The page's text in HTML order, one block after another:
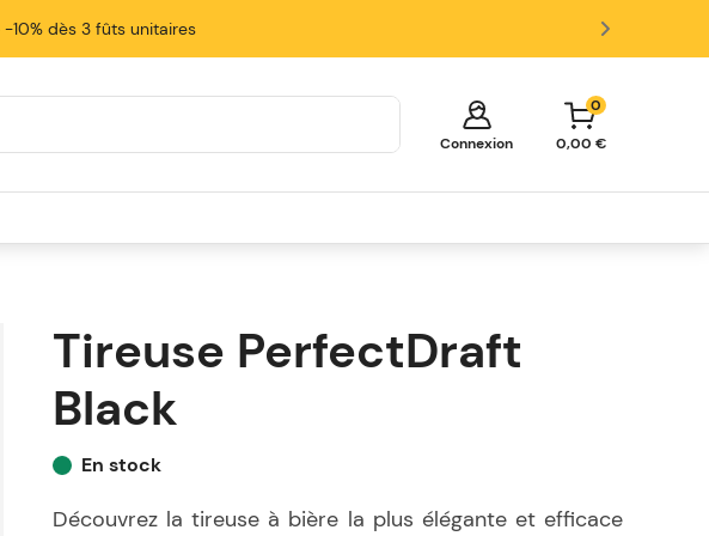
-10% dès 3 fûts unitaires
Connexion
0
0,00 €
Votre panier est vide!
Explorez ces catégories populaires et
remplissez votre panier d'économies.
Tireuse PerfectDraft
Black
En stock
Découvrez la tireuse à bière la plus élégante et efficace